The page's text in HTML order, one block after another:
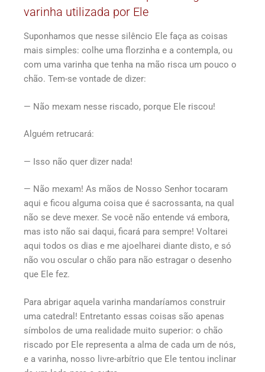
varinha utilizada por Ele
Suponhamos que nesse silêncio Ele faça as coisas
mais simples: colhe uma florzinha e a contempla, ou
com uma varinha que tenha na mão risca um pouco o
chão. Tem-se vontade de dizer:
— Não mexam nesse riscado, porque Ele riscou!
Alguém retrucará:
— Isso não quer dizer nada!
— Não mexam! As mãos de Nosso Senhor tocaram
aqui e ficou alguma coisa que é sacrossanta, na qual
não se deve mexer. Se você não entende vá embora,
mas isto não sai daqui, ficará para sempre! Voltarei
aqui todos os dias e me ajoelharei diante disto, e só
não vou oscular o chão para não estragar o desenho
que Ele fez.
Para abrigar aquela varinha mandaríamos construir
uma catedral! Entretanto essas coisas são apenas
símbolos de uma realidade muito superior: o chão
riscado por Ele representa a alma de cada um de nós,
e a varinha, nosso livre-arbítrio que Ele tentou inclinar